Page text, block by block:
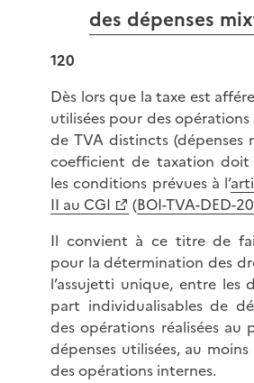
des dépenses
120
Dès lors que la taxe est
utilisées pour des
de TVA distincts (dépenses
coefficient de taxation
les conditions prévues à l’
II au CGI
(BOI-TVA-DED-
Il convient à ce titre de
pour la détermination des
l’assujetti unique, entre les
part individualisables de
des opérations réalisées
dépenses utilisées, au
des opérations internes.